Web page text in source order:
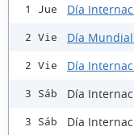
1 Jue Día
2 Vie Día
2 Vie Día
3 Sáb Día
3 Sáb Día